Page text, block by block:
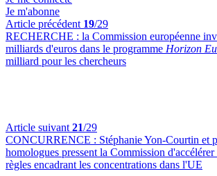
Je m'abonne
Article précédent 19/29
RECHERCHE : la Commission européenne
milliards d'euros dans le programme Horizon
milliard pour les chercheurs
Article suivant 21/29
CONCURRENCE : Stéphanie Yon-Courtin et
homologues pressent la Commission
règles encadrant les concentrations dans l'UE